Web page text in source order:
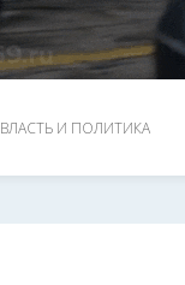
ВЛАСТЬ И ПОЛИТИКА